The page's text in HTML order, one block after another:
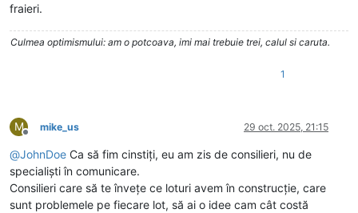
fraieri.
Culmea optimismului: am o potcoava, imi mai trebuie trei, calul si caruta.
1
M
Deconectat
mike_us 29 oct. 2025, 21:15
@JohnDoe Ca să fim cinstiți, eu am zis de consilieri, nu de
specialiști în comunicare.
Consilieri care să te învețe ce loturi avem în construcție, care
sunt problemele pe fiecare lot, să ai o idee cam cât costă